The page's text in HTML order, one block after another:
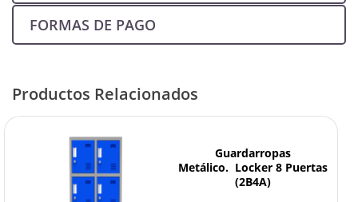
FORMAS DE PAGO
Productos Relacionados
Guardarropas
Metálico. Locker 8 Puertas
(2B4A)